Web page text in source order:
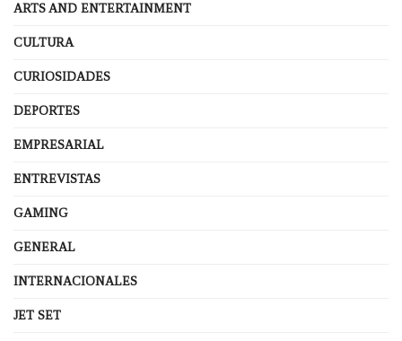
ARTS AND ENTERTAINMENT
CULTURA
CURIOSIDADES
DEPORTES
EMPRESARIAL
ENTREVISTAS
GAMING
GENERAL
INTERNACIONALES
JET SET